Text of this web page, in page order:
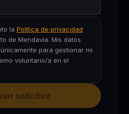
la Política de privacidad
de Mendavia. Mis datos
para gestionar mi
voluntario/a en el
solicitud